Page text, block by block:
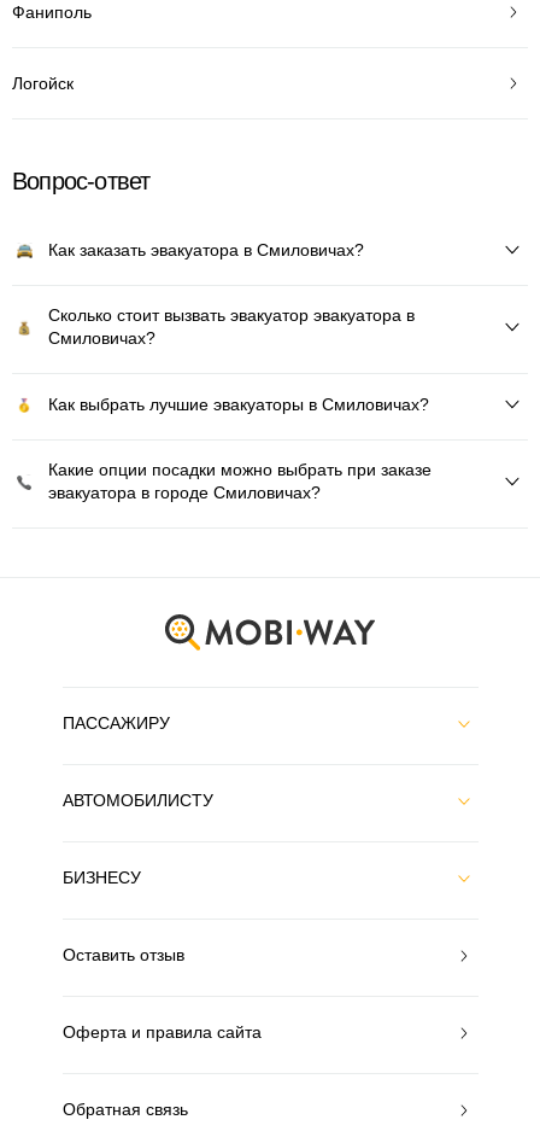
Фаниполь
Логойск
Вопрос-ответ
Как заказать эвакуатора в Смиловичах?
Сколько стоит вызвать эвакуатор эвакуатора в
Смиловичах?
Как выбрать лучшие эвакуаторы в Смиловичах?
Какие опции посадки можно выбрать при заказе
эвакуатора в городе Смиловичах?
ПАССАЖИРУ
АВТОМОБИЛИСТУ
БИЗНЕСУ
Оставить отзыв
Оферта и правила сайта
Обратная связь